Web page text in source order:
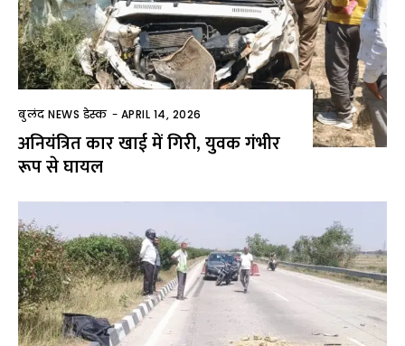
बुलंद NEWS डेस्क - APRIL 14, 2026
अनियंत्रित कार खाई में गिरी, युवक गंभीर
रूप से घायल